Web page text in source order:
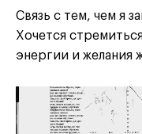
Связь с тем, чем я
Хочется
энергии и желания